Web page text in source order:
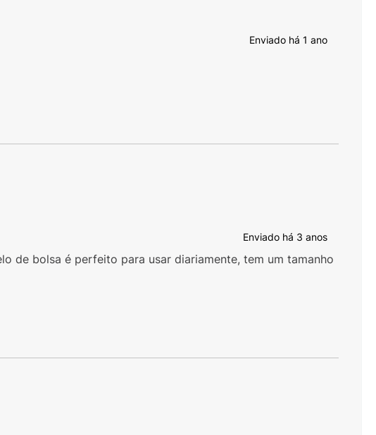
Enviado há 1 ano
Enviado há 3 anos
de bolsa é perfeito para usar diariamente, tem um tamanho